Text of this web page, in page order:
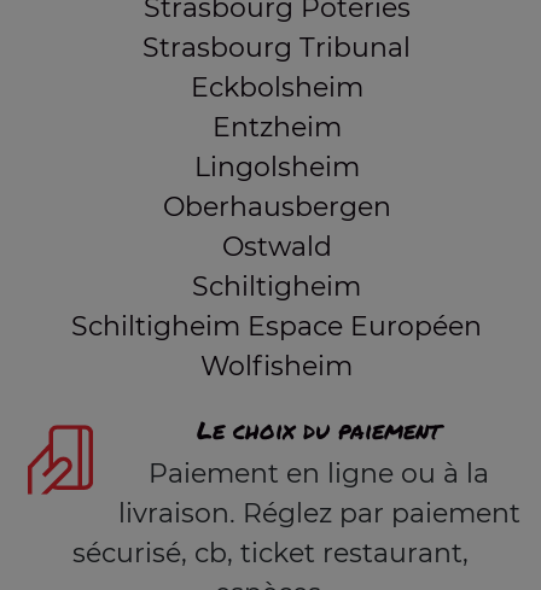
Strasbourg Poteries
Strasbourg Tribunal
Eckbolsheim
Entzheim
Lingolsheim
Oberhausbergen
Ostwald
Schiltigheim
Schiltigheim Espace Européen
Wolfisheim
Le choix du paiement
Paiement en ligne ou à la
livraison. Réglez par paiement
sécurisé, cb, ticket restaurant,